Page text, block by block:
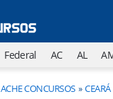
Federal AC AL
ACHE CONCURSOS CEARÁ